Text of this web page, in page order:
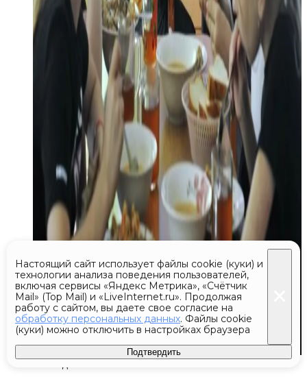
Настоящий сайт использует файлы cookie (куки) и
технологии анализа поведения пользователей,
включая сервисы «Яндекс Метрика», «Счётчик
Mail» (Top Mail) и «LiveInternet.ru». Продолжая
работу с сайтом, вы даете свое согласие на
обработку персональных данных. Файлы cookie
(куки) можно отключить в настройках браузера
Подтвердить